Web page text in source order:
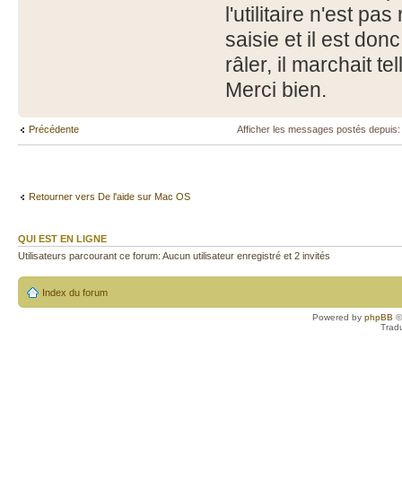
l'utilitaire n'est pas
saisie et il est
râler, il marchait
Merci bien.
Précédente Afficher les messages postés depuis:
Retourner vers De l'aide sur Mac OS
QUI EST EN LIGNE
Utilisateurs parcourant ce forum: Aucun utilisateur enregistré et 2 invités
Index du forum
Powered by phpBB